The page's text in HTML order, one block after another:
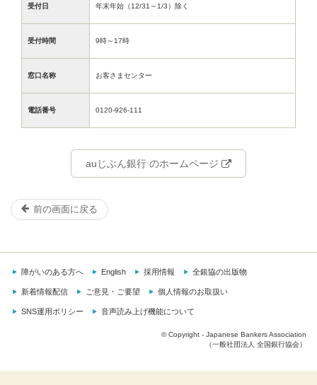
受付日 年末年始（12/31～1/3）除く
受付時間 9時～17時
窓口名称 お客さまセンター
電話番号 0120-926-111
auじぶん銀行 のホームページ
前の画面に戻る
障がいのある方へ English 採用情報 全銀協の出版物
新着情報配信 ご意見・ご要望 個人情報のお取扱い
SNS運用ポリシー 音声読み上げ機能について
© Copyright - Japanese Bankers Association
（一般社団法人 全国銀行協会）